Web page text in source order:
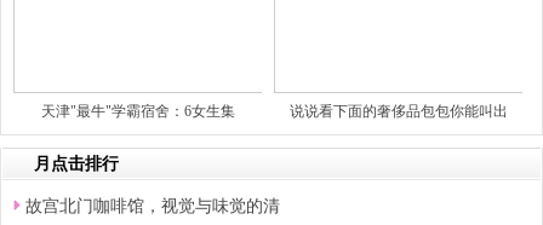
天津"最牛"学霸宿舍：6女生集 说说看下面的奢侈品包包你能叫出
月点击排行
故宫北门咖啡馆，视觉与味觉的清